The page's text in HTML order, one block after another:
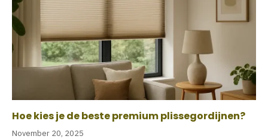
Hoe kies je de beste premium plissegordijnen?
November 20, 2025